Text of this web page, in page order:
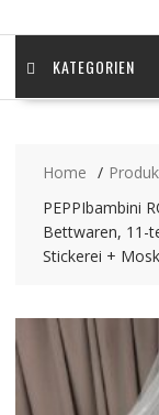
KATEGORIEN
Home
PEPPIbambini
Bettwaren, 11-
Stickerei +